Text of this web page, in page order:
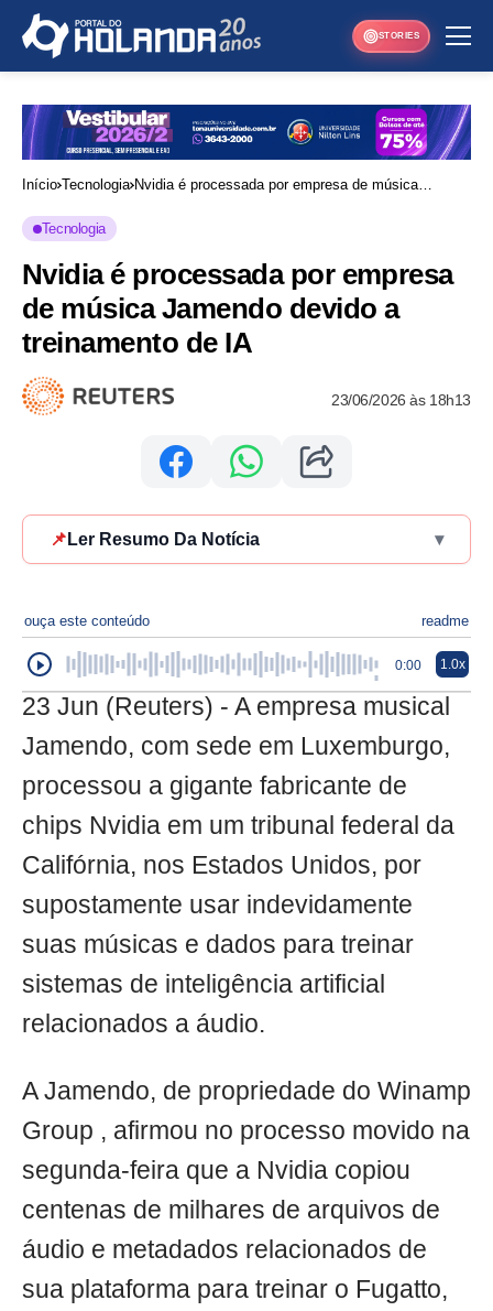
STORIES
Início Tecnologia Nvidia é processada por empresa de música
Tecnologia
Nvidia é processada por empresa
de música Jamendo devido a
treinamento de IA
23/06/2026 às 18h13
📌 Ler Resumo Da Notícia ▾
ouça este conteúdo readme
0:00 1.0x
23 Jun (Reuters) - A empresa musical
Jamendo, com sede em Luxemburgo,
processou a gigante fabricante de
chips Nvidia em um tribunal federal da
Califórnia, nos Estados Unidos, por
supostamente usar indevidamente
suas músicas e dados para treinar
sistemas de inteligência artificial
relacionados a áudio.
A Jamendo, de propriedade do Winamp
Group , afirmou no processo movido na
segunda-feira que a Nvidia copiou
centenas de milhares de arquivos de
áudio e metadados relacionados de
sua plataforma para treinar o Fugatto,